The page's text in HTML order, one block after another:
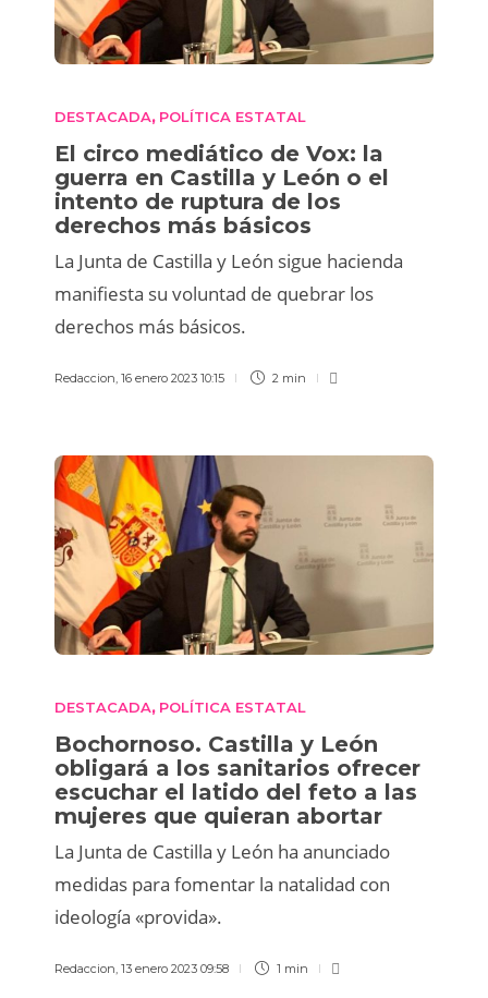
DESTACADA, POLÍTICA ESTATAL
El circo mediático de Vox: la
guerra en Castilla y León o el
intento de ruptura de los
derechos más básicos
La Junta de Castilla y León sigue hacienda
manifiesta su voluntad de quebrar los
derechos más básicos.
Redaccion 16 enero 2023 10:15 2 min
DESTACADA, POLÍTICA ESTATAL
Bochornoso. Castilla y León
obligará a los sanitarios ofrecer
escuchar el latido del feto a las
mujeres que quieran abortar
La Junta de Castilla y León ha anunciado
medidas para fomentar la natalidad con
ideología «provida».
Redaccion 13 enero 2023 09:58 1 min